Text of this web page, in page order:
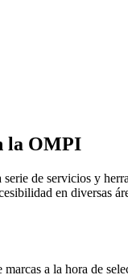
la OMPI
de servicios y
en diversas
a la hora de